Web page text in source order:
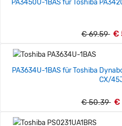
PA3450U-1BAS für Toshiba
€ 69.59 €
PA3634U-1BAS für Toshiba
CX/
€ 50.39 €